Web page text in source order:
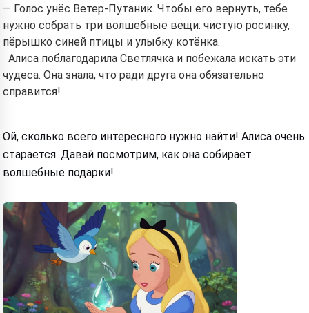
— Голос унёс Ветер-Путаник. Чтобы его вернуть, тебе
нужно собрать три волшебные вещи: чистую росинку,
пёрышко синей птицы и улыбку котёнка.
Алиса поблагодарила Светлячка и побежала искать эти
чудеса. Она знала, что ради друга она обязательно
справится!
Ой, сколько всего интересного нужно найти! Алиса очень
старается. Давай посмотрим, как она собирает
волшебные подарки!
Hi! I am Storiko 👋
I tell magical bedtime stories for
your kids 🌟